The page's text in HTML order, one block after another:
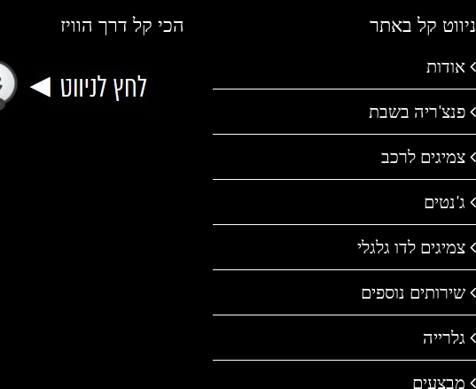
ניווט קל באתר
אודות
פנצ'ריה בשבת
צמיגים לרכב
ג'נטים
צמיגים לדו גלגלי
שירותים נוספים
גלרייה
מבצעים
הכי קל דרך הוויז